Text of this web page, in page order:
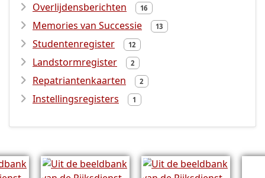
Overlijdensberichten 16
Memories van Successie 13
Studentenregister 12
Landstormregister 2
Repatriantenkaarten 2
Instellingsregisters 1